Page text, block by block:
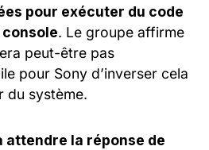
pour exécuter du code
. Le groupe affirme
peut-être pas
pour Sony d’inverser cela
du système.
attendre la réponse de